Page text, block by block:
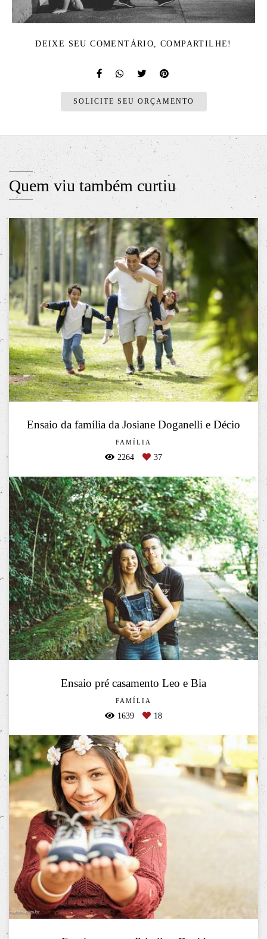
DEIXE SEU COMENTÁRIO, COMPARTILHE!
SOLICITE SEU ORÇAMENTO
Quem viu também curtiu
Ensaio da família da Josiane Doganelli e Décio
FAMÍLIA
2264 37
Ensaio pré casamento Leo e Bia
FAMÍLIA
1639 18